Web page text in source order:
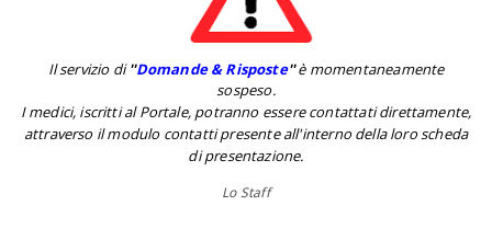
Il servizio di''Domande & Risposte''è momentaneamente
sospeso.
I medici, iscritti al Portale, potranno essere contattati direttamente,
attraverso il modulo contatti presente all'interno della loro scheda
di presentazione.
Lo Staff